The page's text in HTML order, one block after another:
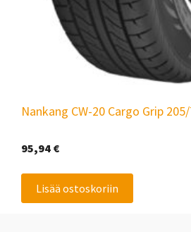
Nankang CW-20 Cargo Grip
95,94 €
Lisää ostoskoriin